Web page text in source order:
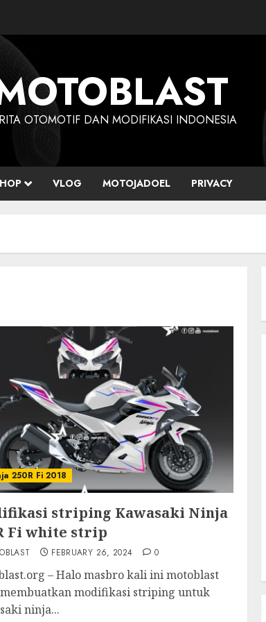
OTOMOTIF DAN MODIFIKASI INDONESIA
VLOG MOTOJADOEL PRIVACY
250R Fi 2018
striping Kawasaki Ninja
Fi white strip
FEBRUARY 26, 2024 0
– Halo masbro kali ini motoblast
modifikasi striping untuk
ninja...